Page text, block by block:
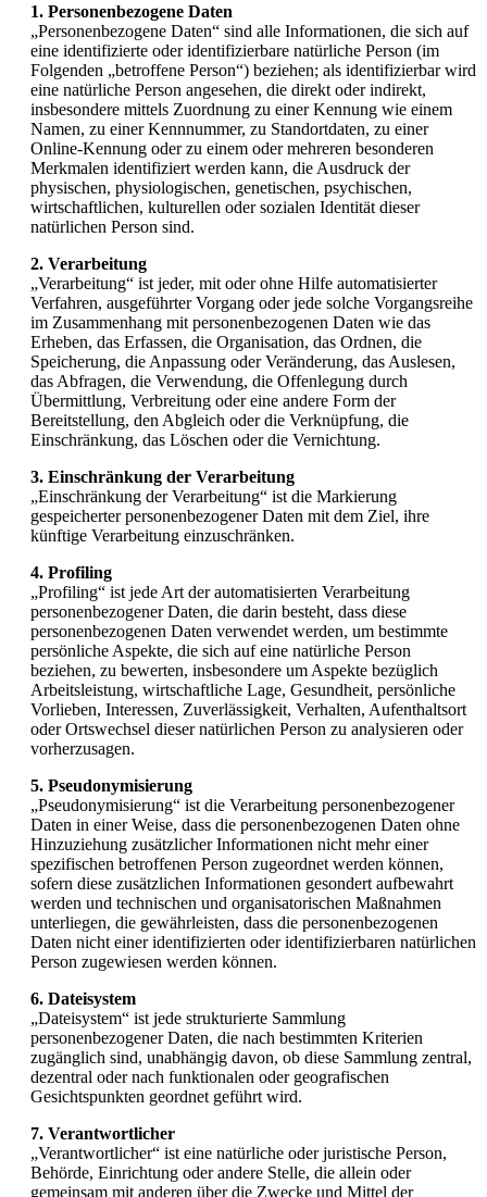
1. Personenbezogene Daten
„Personenbezogene Daten“ sind alle Informationen, die sich auf
eine identifizierte oder identifizierbare natürliche Person (im
Folgenden „betroffene Person“) beziehen; als identifizierbar wird
eine natürliche Person angesehen, die direkt oder indirekt,
insbesondere mittels Zuordnung zu einer Kennung wie einem
Namen, zu einer Kennnummer, zu Standortdaten, zu einer
Online-Kennung oder zu einem oder mehreren besonderen
Merkmalen identifiziert werden kann, die Ausdruck der
physischen, physiologischen, genetischen, psychischen,
wirtschaftlichen, kulturellen oder sozialen Identität dieser
natürlichen Person sind.
2. Verarbeitung
„Verarbeitung“ ist jeder, mit oder ohne Hilfe automatisierter
Verfahren, ausgeführter Vorgang oder jede solche Vorgangsreihe
im Zusammenhang mit personenbezogenen Daten wie das
Erheben, das Erfassen, die Organisation, das Ordnen, die
Speicherung, die Anpassung oder Veränderung, das Auslesen,
das Abfragen, die Verwendung, die Offenlegung durch
Übermittlung, Verbreitung oder eine andere Form der
Bereitstellung, den Abgleich oder die Verknüpfung, die
Einschränkung, das Löschen oder die Vernichtung.
3. Einschränkung der Verarbeitung
„Einschränkung der Verarbeitung“ ist die Markierung
gespeicherter personenbezogener Daten mit dem Ziel, ihre
künftige Verarbeitung einzuschränken.
4. Profiling
„Profiling“ ist jede Art der automatisierten Verarbeitung
personenbezogener Daten, die darin besteht, dass diese
personenbezogenen Daten verwendet werden, um bestimmte
persönliche Aspekte, die sich auf eine natürliche Person
beziehen, zu bewerten, insbesondere um Aspekte bezüglich
Arbeitsleistung, wirtschaftliche Lage, Gesundheit, persönliche
Vorlieben, Interessen, Zuverlässigkeit, Verhalten, Aufenthaltsort
oder Ortswechsel dieser natürlichen Person zu analysieren oder
vorherzusagen.
5. Pseudonymisierung
„Pseudonymisierung“ ist die Verarbeitung personenbezogener
Daten in einer Weise, dass die personenbezogenen Daten ohne
Hinzuziehung zusätzlicher Informationen nicht mehr einer
spezifischen betroffenen Person zugeordnet werden können,
sofern diese zusätzlichen Informationen gesondert aufbewahrt
werden und technischen und organisatorischen Maßnahmen
unterliegen, die gewährleisten, dass die personenbezogenen
Daten nicht einer identifizierten oder identifizierbaren natürlichen
Person zugewiesen werden können.
6. Dateisystem
„Dateisystem“ ist jede strukturierte Sammlung
personenbezogener Daten, die nach bestimmten Kriterien
zugänglich sind, unabhängig davon, ob diese Sammlung zentral,
dezentral oder nach funktionalen oder geografischen
Gesichtspunkten geordnet geführt wird.
7. Verantwortlicher
„Verantwortlicher“ ist eine natürliche oder juristische Person,
Behörde, Einrichtung oder andere Stelle, die allein oder
gemeinsam mit anderen über die Zwecke und Mittel der